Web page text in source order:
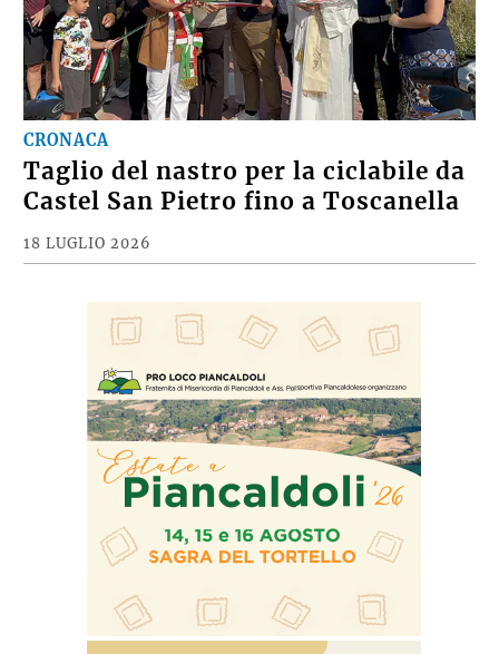
CRONACA
Taglio del nastro per la ciclabile da
Castel San Pietro fino a Toscanella
18 LUGLIO 2026